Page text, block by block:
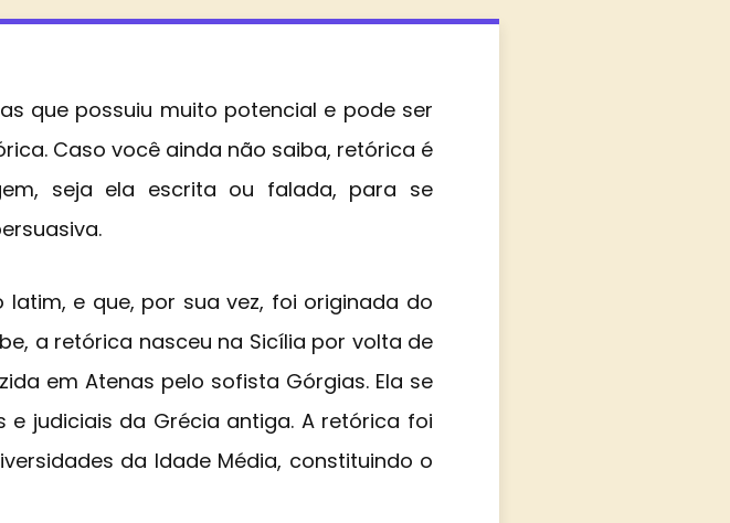
que possuiu muito potencial e pode ser
Caso você ainda não saiba, retórica é
seja ela escrita ou falada, para se
latim, e que, por sua vez, foi originada do
a retórica nasceu na Sicília por volta de
em Atenas pelo sofista Górgias. Ela se
judiciais da Grécia antiga. A retórica foi
da Idade Média, constituindo o